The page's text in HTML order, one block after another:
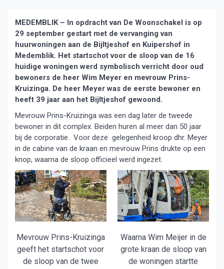
MEDEMBLIK – In opdracht van De Woonschakel is op
29 september gestart met de vervanging van
huurwoningen aan de Bijltjeshof en Kuipershof in
Medemblik. Het startschot voor de sloop van de 16
huidige woningen werd symbolisch verricht door oud
bewoners de heer Wim Meyer en mevrouw Prins-
Kruizinga. De heer Meyer was de eerste bewoner en
heeft 39 jaar aan het Bijltjeshof gewoond.
Mevrouw Prins-Kruizinga was een dag later de tweede
bewoner in dit complex. Beiden huren al meer dan 50 jaar
bij de corporatie. Voor deze gelegenheid kroop dhr. Meyer
in de cabine van de kraan en mevrouw Prins drukte op een
knop, waarna de sloop officieel werd ingezet.
Mevrouw Prins-Kruizinga
geeft het startschot voor
de sloop van de twee
Waarna Wim Meijer in de
grote kraan de sloop van
de woningen startte